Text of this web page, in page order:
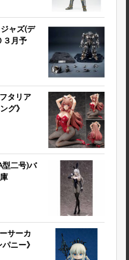
ャズ(デ
３月予
タリア
グ》
型二号)バ
サーカ
ニー》